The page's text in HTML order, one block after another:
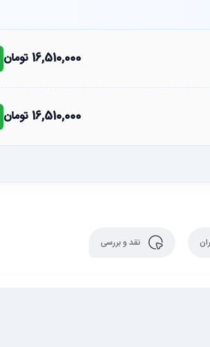
16,510,000تومان
16,510,000تومان
نقد و بررسی